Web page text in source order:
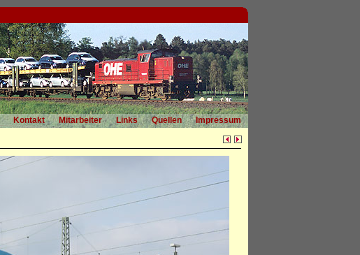
Kontakt Mitarbeiter Links Quellen
Impressum